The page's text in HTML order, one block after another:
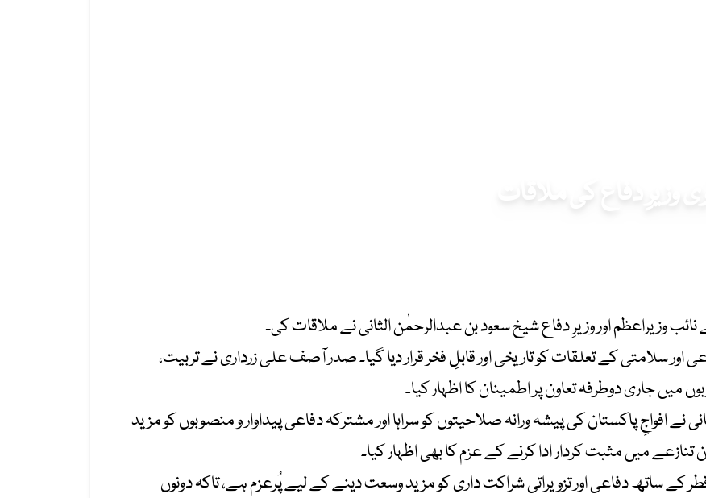
دفاع کی ملاقات
وزیراعظم اور وزیرِ دفاع شیخ سعود بن عبدالرحمٰن الثانی نے ملاقات کی۔
اور سلامتی کے تعلقات کو تاریخی اور قابلِ فخر قرار دیا گیا۔ صدر آصف علی زرداری نے تربیت،
میں جاری دوطرفہ تعاون پر اطمینان کا اظہار کیا۔
نے افواجِ پاکستان کی پیشہ ورانہ صلاحیتوں کو سراہا اور مشترکہ دفاعی پیداوار و منصوبوں کو مزید
تنازعے میں مثبت کردار ادا کرنے کے عزم کا بھی اظہار کیا۔
ساتھ دفاعی اور تزویراتی شراکت داری کو مزید وسعت دینے کے لیے پُرعزم ہے، تاکہ دونوں